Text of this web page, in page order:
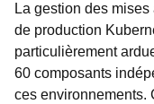
La gestion des
de production
particulièrement
60 composants
ces environnements.